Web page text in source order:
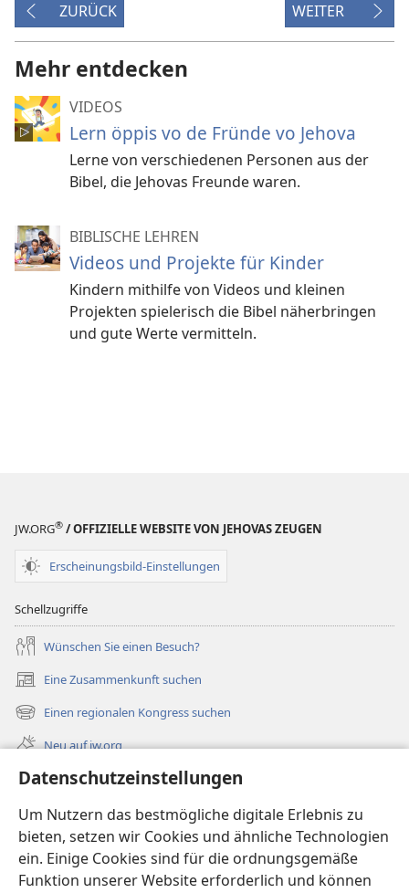
Datenschutzeinstellungen
Um Nutzern das bestmögliche digitale Erlebnis zu
bieten, setzen wir Cookies und ähnliche Technologien
ein. Einige Cookies sind für die ordnungsgemäße
Funktion unserer Website erforderlich und können
ZURÜCK WEITER
Mehr entdecken
VIDEOS
Lern öppis vo de Fründe vo Jehova
Lerne von verschiedenen Personen aus der
Bibel, die Jehovas Freunde waren.
BIBLISCHE LEHREN
Videos und Projekte für Kinder
Kindern mithilfe von Videos und kleinen
Projekten spielerisch die Bibel näherbringen
und gute Werte vermitteln.
JW.ORG® / OFFIZIELLE WEBSITE VON JEHOVAS ZEUGEN
Erscheinungsbild-Einstellungen
Schellzugriffe
Wünschen Sie einen Besuch?
Eine Zusammenkunft suchen
(öffnet
neues
Fenster)
Einen regionalen Kongress suchen
(öffnet
neuesNeu auf jw.org
Videos
Videos mit Audiodeskriptionen
Suche
Spenden